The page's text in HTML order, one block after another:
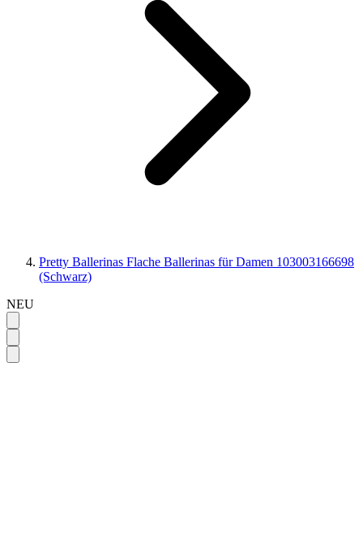
Pretty Ballerinas Flache Ballerinas für Damen 103003166698
(Schwarz)
NEU